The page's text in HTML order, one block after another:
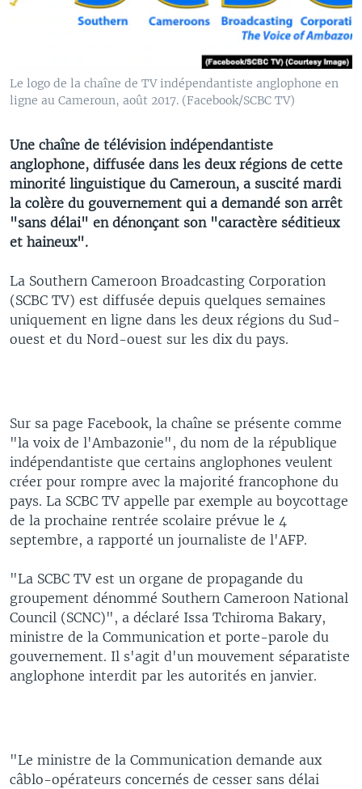
Le logo de la chaîne de TV indépendantiste anglophone en
ligne au Cameroun, août 2017. (Facebook/SCBC TV)
Une chaîne de télévision indépendantiste
anglophone, diffusée dans les deux régions de cette
minorité linguistique du Cameroun, a suscité mardi
la colère du gouvernement qui a demandé son arrêt
"sans délai" en dénonçant son "caractère séditieux
et haineux".
La Southern Cameroon Broadcasting Corporation
(SCBC TV) est diffusée depuis quelques semaines
uniquement en ligne dans les deux régions du Sud-
ouest et du Nord-ouest sur les dix du pays.
Sur sa page Facebook, la chaîne se présente comme
"la voix de l'Ambazonie", du nom de la république
indépendantiste que certains anglophones veulent
créer pour rompre avec la majorité francophone du
pays. La SCBC TV appelle par exemple au boycottage
de la prochaine rentrée scolaire prévue le 4
septembre, a rapporté un journaliste de l'AFP.
"La SCBC TV est un organe de propagande du
groupement dénommé Southern Cameroon National
Council (SCNC)", a déclaré Issa Tchiroma Bakary,
ministre de la Communication et porte-parole du
gouvernement. Il s'agit d'un mouvement séparatiste
anglophone interdit par les autorités en janvier.
"Le ministre de la Communication demande aux
câblo-opérateurs concernés de cesser sans délai